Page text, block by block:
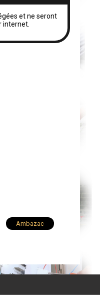
et ne seront
internet.
Ambazac
Le Vigen